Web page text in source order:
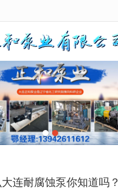
连耐腐蚀泵你知道吗？